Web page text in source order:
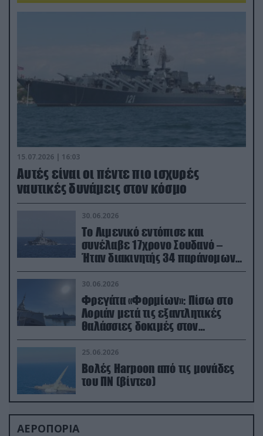
15.07.2026 | 16:03
Aυτές είναι οι πέντε πιο ισχυρές
ναυτικές δυνάμεις στον κόσμο
30.06.2026
Το Λιμενικό εντόπισε και
συνέλαβε 17χρονο Σουδανό –
Ήταν διακινητής 34 παράνομων
μεταναστών
30.06.2026
Φρεγάτα «Φορμίων»: Πίσω στο
Λοριάν μετά τις εξαντλητικές
θαλάσσιες δοκιμές στον
απαιτητικό Βισκαϊκό
25.06.2026
Βολές Harpoon από τις μονάδες
του ΠΝ (βίντεο)
ΑΕΡΟΠΟΡΙΑ